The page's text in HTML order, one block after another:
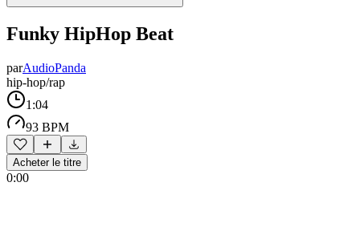
Funky HipHop Beat
parAudioPanda
hip-hop/rap
1:04
93 BPM
Acheter le titre
0:00